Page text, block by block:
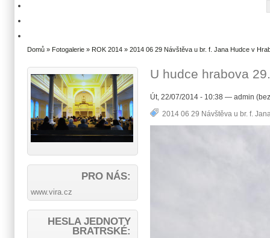
Domů » Fotogalerie » ROK 2014 » 2014 06 29 Návštěva u br. f. Jana Hudce v
U hudce hrabova
Út, 22/07/2014 - 10:38 — admin
2014 06 29 Návštěva u br. f.
PRO NÁS:
www.vira.cz
HESLA JEDNOTY
BRATRSKÉ: